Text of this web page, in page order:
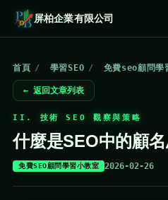
屏柏企業有限公司
首頁 / 學習SEO / 免費seo顧問學
← 返回文章列表
II. 技術 SEO 觀察與策略
什麼是SEO中的顧
免費SEO顧問學習小教室 2026-02-26